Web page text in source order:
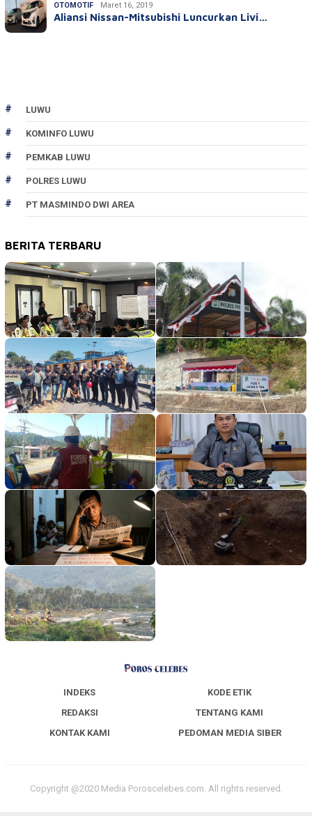
OTOMOTIF Maret 16, 2019
Aliansi Nissan-Mitsubishi Luncurkan Livi…
LUWU
KOMINFO LUWU
PEMKAB LUWU
POLRES LUWU
PT MASMINDO DWI AREA
BERITA TERBARU
INDEKS
KODE ETIK
REDAKSI
TENTANG KAMI
KONTAK KAMI
PEDOMAN MEDIA SIBER
Copyright @2020 Media Poroscelebes.com. All rights reserved.